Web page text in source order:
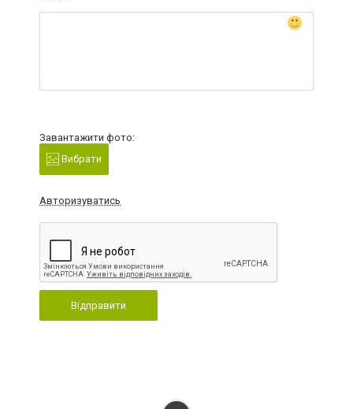
Завантажити фото:
Вибрати
Авторизуватись
Відправити